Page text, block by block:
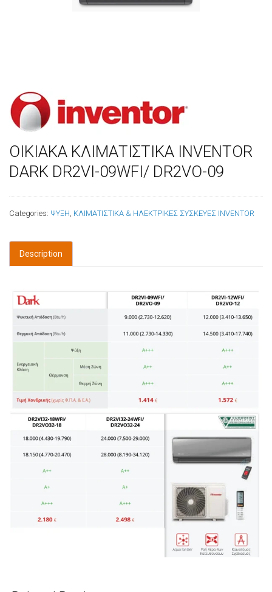
ΟΙΚΙΑΚΑ ΚΛΙΜΑΤΙΣΤΙΚΑ INVENTOR
DARK DR2VI-09WFI/ DR2VO-09
Categories: ΨΥΞΗ ΚΛΙΜΑΤΙΣΤΙΚΑ & ΗΛΕΚΤΡΙΚΕΣ ΣΥΣΚΕΥΕΣ INVENTOR
Description